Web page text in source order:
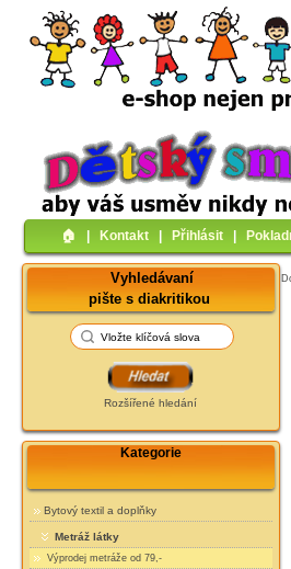
🏠︎ Kontakt Přihlásit
Vyhledávaní
pište s diakritikou
Rozšířené hledání
Kategorie
Bytový textil a doplňky
Metráž látky
Výprodej metráže od 79,-